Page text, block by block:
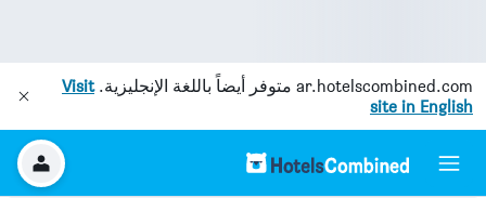
ar.hotelscombined.com متوفر أيضاً باللغة الإنجليزية.Visit
site in English